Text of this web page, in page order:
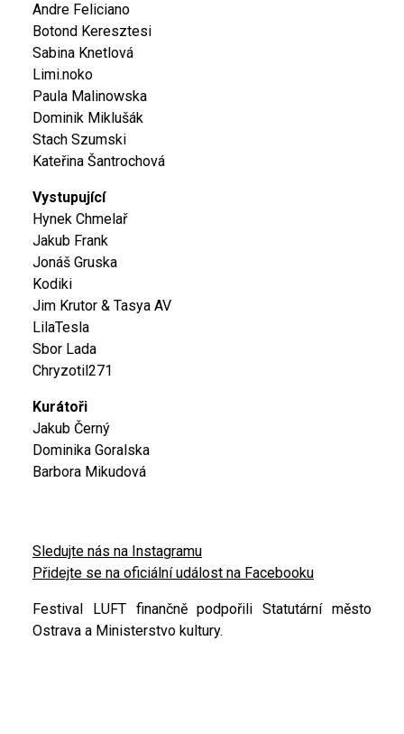
Andre Feliciano
Botond Keresztesi
Sabina Knetlová
Limi.noko
Paula Malinowska
Dominik Miklušák
Stach Szumski
Kateřina Šantrochová
Vystupující
Hynek Chmelař
Jakub Frank
Jonáš Gruska
Kodiki
Jim Krutor & Tasya AV
LilaTesla
Sbor Lada
Chryzotil271
Kurátoři
Jakub Černý
Dominika Goralska
Barbora Mikudová
Sledujte nás na Instagramu
Přidejte se na oficiální událost na Facebooku
Festival LUFT finančně podpořili Statutární město
Ostrava a Ministerstvo kultury.